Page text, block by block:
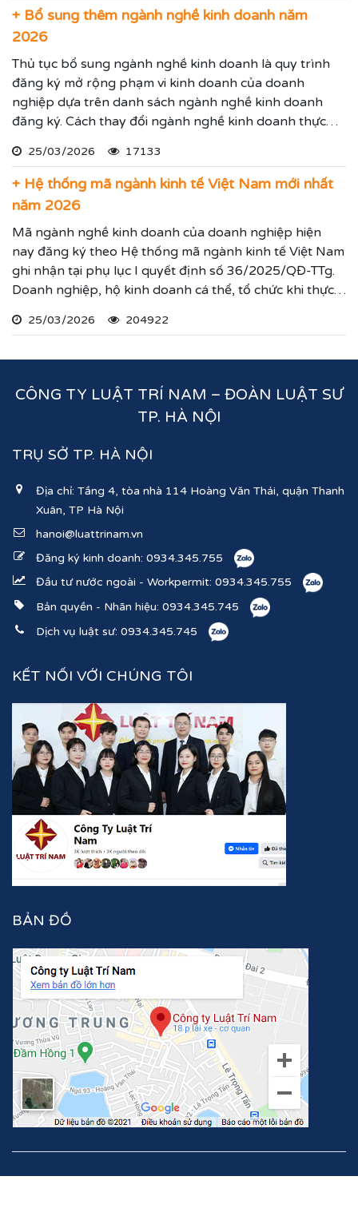
thực hiện các yêu cầu mà Quý vị đưa ra.
+ Bổ sung thêm ngành nghề kinh doanh năm
2026
Thủ tục bổ sung ngành nghề kinh doanh là quy trình
đăng ký mở rộng phạm vi kinh doanh của doanh
nghiệp dựa trên danh sách ngành nghề kinh doanh
đăng ký. Cách thay đổi ngành nghề kinh doanh thực
25/03/2026 17133
+ Hệ thống mã ngành kinh tế Việt Nam mới nhất
năm 2026
Mã ngành nghề kinh doanh của doanh nghiệp hiện
nay đăng ký theo Hệ thống mã ngành kinh tế Việt Nam
ghi nhận tại phụ lục I quyết định số 36/2025/QĐ-TTg.
Doanh nghiệp, hộ kinh doanh cá thể, tổ chức khi thực
ghi nhận lĩnh vực hoạt động, ngành nghề kinh doanh
25/03/2026 204922
CÔNG TY LUẬT TRÍ NAM – ĐOÀN LUẬT SƯ
TP. HÀ NỘI
TRỤ SỞ TP. HÀ NỘI
Địa chỉ: Tầng 4, tòa nhà 114 Hoàng Văn Thái, quận Thanh
Xuân, TP Hà Nội
hanoi@luattrinam.vn
Đăng ký kinh doanh: 0934.345.755
Đầu tư nước ngoài - Workpermit: 0934.345.755
Bản quyền - Nhãn hiệu: 0934.345.745
Dịch vụ luật sư: 0934.345.745
KẾT NỐI VỚI CHÚNG TÔI
BẢN ĐỒ